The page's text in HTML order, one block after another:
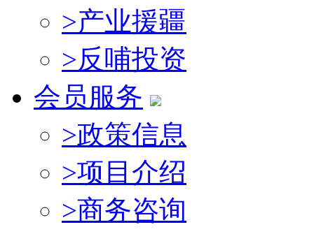
>产业援疆
>反哺投资
会员服务
>政策信息
>项目介绍
>商务咨询